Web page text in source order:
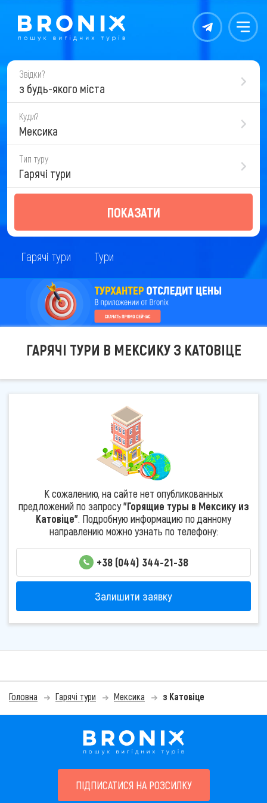
Контакты Меню
Звідки?
з будь-якого міста
Куди?
Мексика
Тип туру
Гарячі тури
ПОКАЗАТИ
Гарячі тури Тури
ГАРЯЧІ ТУРИ В МЕКСИКУ З КАТОВІЦЕ
К сожалению, на сайте нет опубликованных
предложений по запросу"Горящие туры в Мексику из
Катовіце". Подробную информацию по данному
направлению можно узнать по телефону:
+38 (044) 344-21-38
Залишити заявку
Головна Гарячі тури Мексика з Катовіце
ПІДПИСАТИСЯ НА РОЗСИЛКУ